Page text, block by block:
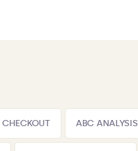
ABC ANALYSIS